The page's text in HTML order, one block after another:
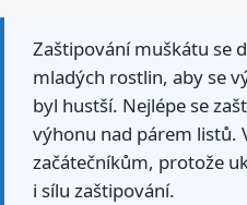
Zaštipování muškátu se
mladých rostlin, aby se
byl hustší. Nejlépe se
výhonu nad párem listů.
začátečníkům, protože
i sílu zaštipování.